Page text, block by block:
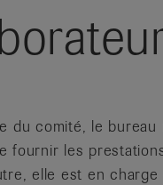
du comité, le
fournir les
elle est en